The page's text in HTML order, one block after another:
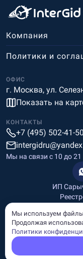
Компания
ОФИС
г. Москва, ул.
Показать на
Политики и
КОНТАКТЫ
+7 (495) 502-41-50
Мы на связи c 10 до 21
ИП
Информация,
характер и не
Мы используем файлы
Продолжая
Политики